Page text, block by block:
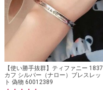
【使い勝手抜群】ティファニー 1837
カフ シルバー（ナロー）ブレスレッ
ト 偽物 60012389